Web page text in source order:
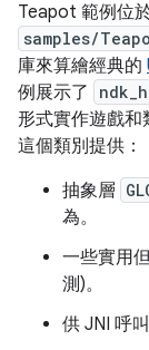
Teapot 範例位
samples/
庫來算繪經典的
例展示了
形式實作遊戲和
這個類別提供：
抽象層
為。
一些實用
測)。
供 JNI 呼